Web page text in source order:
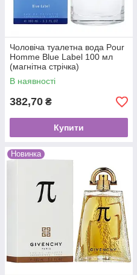
Чоловіча туалетна вода Pour
Homme Blue Label 100 мл
(магнітна стрічка)
В наявності
382,70 ₴
Купити
Новинка